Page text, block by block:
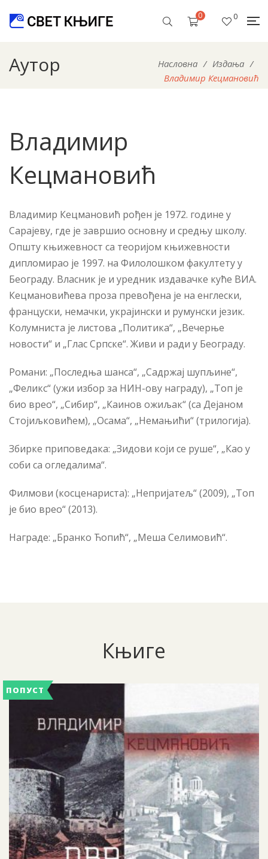
0 0
Аутор Насловна / Издања /
Владимир Кецмановић
Владимир
Кецмановић
Владимир Кецмановић рођен је 1972. године у
Сарајеву, где је завршио основну и средњу школу.
Општу књижевност са теоријом књижевности
дипломирао је 1997. на Филолошком факултету у
Београду. Власник је и уредник издавачке куће ВИА.
Кецмановићева проза превођена је на енглески,
француски, немачки, украјински и румунски језик.
Колумниста је листова „Политика“, „Вечерње
новости“ и „Глас Српске“. Живи и ради у Београду.
Романи: „Последња шанса“, „Садржај шупљине“,
„Феликс“ (ужи избор за НИН-ову награду), „Топ је
био врео“, „Сибир“, „Каинов ожиљак“ (са Дејаном
Стојиљковићем), „Осама“, „Немањићи“ (трилогија).
Збирке приповедака: „Зидови који се руше“, „Као у
соби са огледалима“.
Филмови (косценариста): „Непријатељ“ (2009), „Топ
је био врео“ (2013).
Награде: „Бранко Ћопић“, „Меша Селимовић“.
Књиге
ПОПУСТ